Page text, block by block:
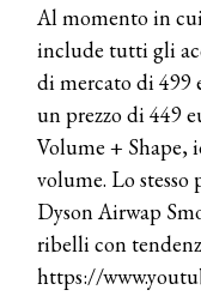
Al momento in
include tutti gli
di mercato di 499
un prezzo di 449
Volume + Shape,
volume. Lo stesso
Dyson Airwap
ribelli con
https://
DAVINES
Davines
preziosi per un
ogni capello
COSMOPROF
Cosmprof
presenta THE
WELLNESS
TEMI
DYSON
Dyson